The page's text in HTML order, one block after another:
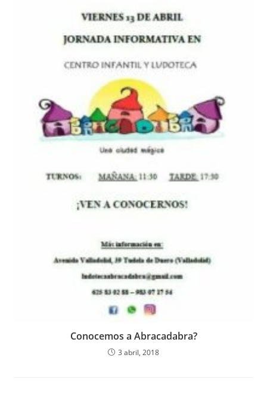
Conocemos a Abracadabra?
3 abril, 2018